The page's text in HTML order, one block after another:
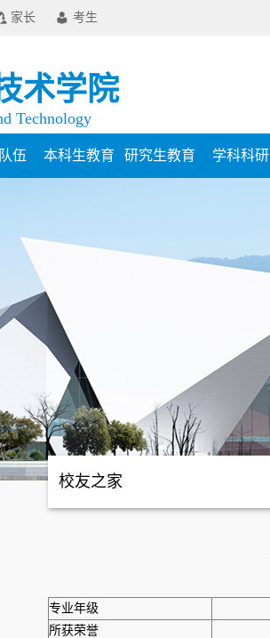
家长 考生
术学院
Technology
伍 本科生教育 研究生教育 学科科研
校友之家
专业年级
所获荣誉